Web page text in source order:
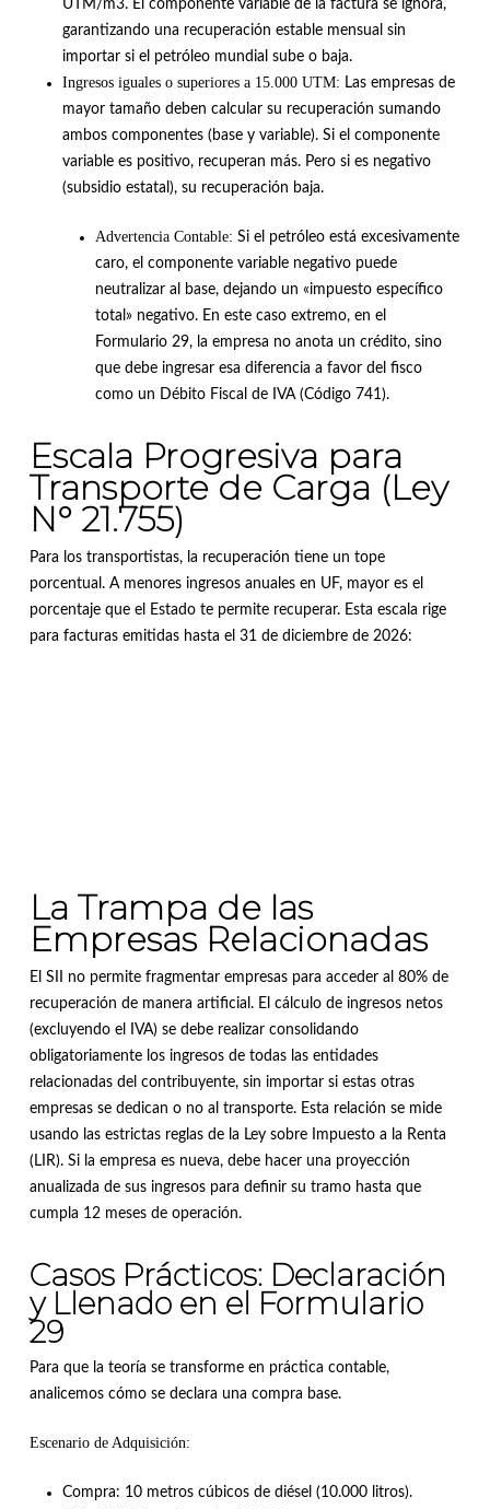
UTM/m3. El componente variable de la factura se ignora,
garantizando una recuperación estable mensual sin
importar si el petróleo mundial sube o baja.
Ingresos iguales o superiores a 15.000 UTM: Las empresas de
mayor tamaño deben calcular su recuperación sumando
ambos componentes (base y variable). Si el componente
variable es positivo, recuperan más. Pero si es negativo
(subsidio estatal), su recuperación baja.
Advertencia Contable: Si el petróleo está excesivamente
caro, el componente variable negativo puede
neutralizar al base, dejando un «impuesto específico
total» negativo. En este caso extremo, en el
Formulario 29, la empresa no anota un crédito, sino
que debe ingresar esa diferencia a favor del fisco
como un Débito Fiscal de IVA (Código 741).
Escala Progresiva para
Transporte de Carga (Ley
N° 21.755)
Para los transportistas, la recuperación tiene un tope
porcentual. A menores ingresos anuales en UF, mayor es el
porcentaje que el Estado te permite recuperar. Esta escala rige
para facturas emitidas hasta el 31 de diciembre de 2026:
La Trampa de las
Empresas Relacionadas
El SII no permite fragmentar empresas para acceder al 80% de
recuperación de manera artificial. El cálculo de ingresos netos
(excluyendo el IVA) se debe realizar consolidando
obligatoriamente los ingresos de todas las entidades
relacionadas del contribuyente, sin importar si estas otras
empresas se dedican o no al transporte. Esta relación se mide
usando las estrictas reglas de la Ley sobre Impuesto a la Renta
(LIR). Si la empresa es nueva, debe hacer una proyección
anualizada de sus ingresos para definir su tramo hasta que
cumpla 12 meses de operación.
Casos Prácticos: Declaración
y Llenado en el Formulario
29
Para que la teoría se transforme en práctica contable,
analicemos cómo se declara una compra base.
Escenario de Adquisición:
Compra: 10 metros cúbicos de diésel (10.000 litros).